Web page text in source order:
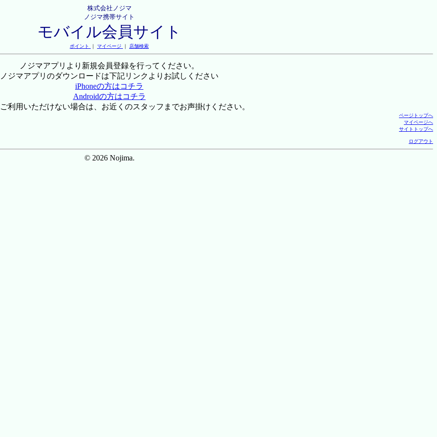
株式会社ノジマ
ノジマ携帯サイト
モバイル会員サイト
ポイント ｜ マイページ ｜ 店舗検索
ノジマアプリより新規会員登録を行ってください。
ノジマアプリのダウンロードは下記リンクよりお試しください
iPhoneの方はコチラ
Androidの方はコチラ
利用いただけない場合は、お近くのスタッフまでお声掛けください。
ページトップへ
マイページへ
サイトトップへ
ログアウト
© 2026 Nojima.